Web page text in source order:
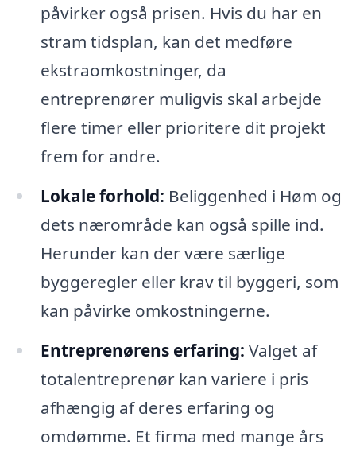
påvirker også prisen. Hvis du har en
stram tidsplan, kan det medføre
ekstraomkostninger, da
entreprenører muligvis skal arbejde
flere timer eller prioritere dit projekt
frem for andre.
Lokale forhold: Beliggenhed i Høm og
dets nærområde kan også spille ind.
Herunder kan der være særlige
byggeregler eller krav til byggeri, som
kan påvirke omkostningerne.
Entreprenørens erfaring: Valget af
totalentreprenør kan variere i pris
afhængig af deres erfaring og
omdømme. Et firma med mange års